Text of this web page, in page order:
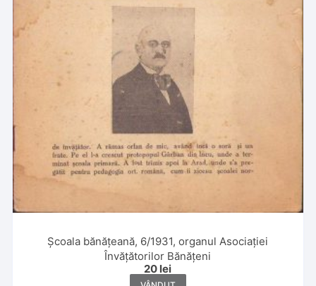
Școala bănățeană, 6/1931, organul Asociației
Învățătorilor Bănățeni
20 lei